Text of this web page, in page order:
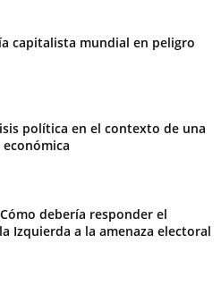
capitalista mundial en peligro
política en el contexto de una
debería responder el
Izquierda a la amenaza electoral